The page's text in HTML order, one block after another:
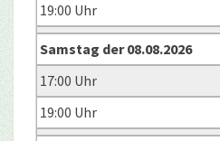
19:00 Uhr
Samstag der 08.08.2026
17:00 Uhr
19:00 Uhr